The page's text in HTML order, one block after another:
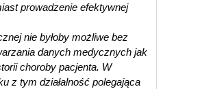
prowadzenie efektywnej
nie byłoby możliwe bez
danych medycznych jak
choroby pacjenta. W
z tym działalność polegająca